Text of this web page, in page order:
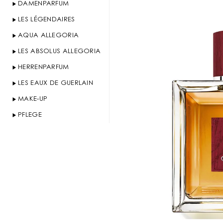
DAMENPARFUM
LES LÉGENDAIRES
AQUA ALLEGORIA
LES ABSOLUS ALLEGORIA
HERRENPARFUM
LES EAUX DE GUERLAIN
MAKE-UP
PFLEGE